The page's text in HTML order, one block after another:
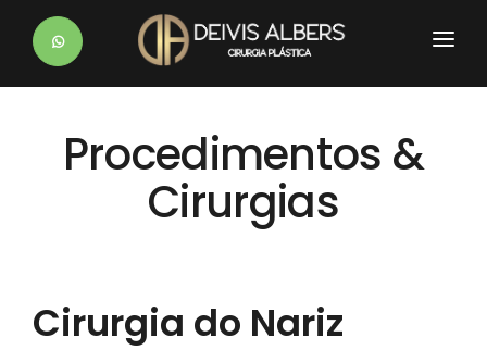
HOME
DR. DEIVIS
PÓS-OPERATÓRIO
Procedimentos &
Cirurgias
Cirurgia do Nariz